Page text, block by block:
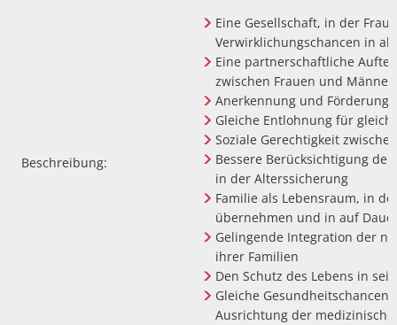
Beschreibung:
Eine Gesellschaft, in der
Verwirklichungschancen in
Eine partnerschaftliche
zwischen Frauen und
Anerkennung und Förderung
Gleiche Entlohnung für
Soziale Gerechtigkeit
Bessere Berücksichtigung
in der Alterssicherung
Familie als Lebensraum, in
übernehmen und in auf
Gelingende Integration der
ihrer Familien
Den Schutz des Lebens in
Gleiche
Ausrichtung der